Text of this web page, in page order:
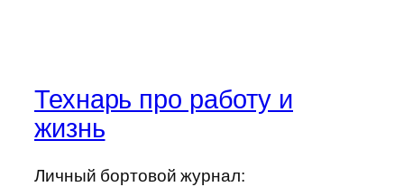
Технарь про работу и
жизнь
Личный бортовой журнал: